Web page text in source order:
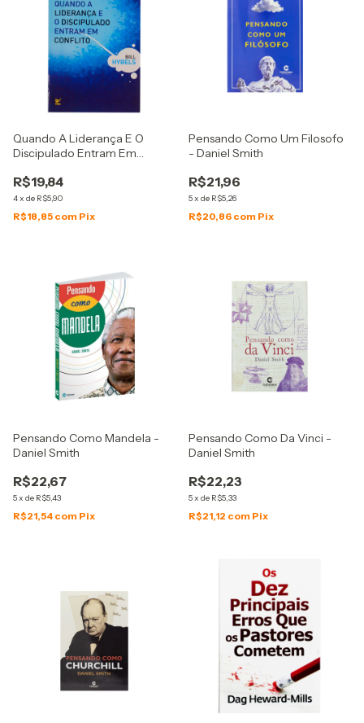
Quando A Liderança E O
Discipulado Entram Em
R$19,84
4x de R$5,90
R$18,85 com Pix
Pensando Como Um Filosofo
- Daniel Smith
R$21,96
5x de R$5,26
R$20,86 com Pix
Pensando Como Mandela -
Daniel Smith
R$22,67
5x de R$5,43
R$21,54 com Pix
Pensando Como Da Vinci -
Daniel Smith
R$22,23
5x de R$5,33
R$21,12 com Pix